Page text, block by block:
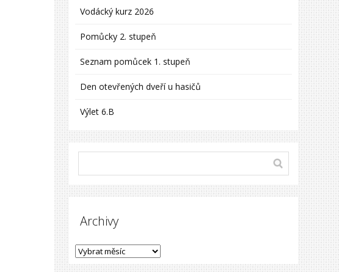
Vodácký kurz 2026
Pomůcky 2. stupeň
Seznam pomůcek 1. stupeň
Den otevřených dveří u hasičů
Výlet 6.B
Archivy